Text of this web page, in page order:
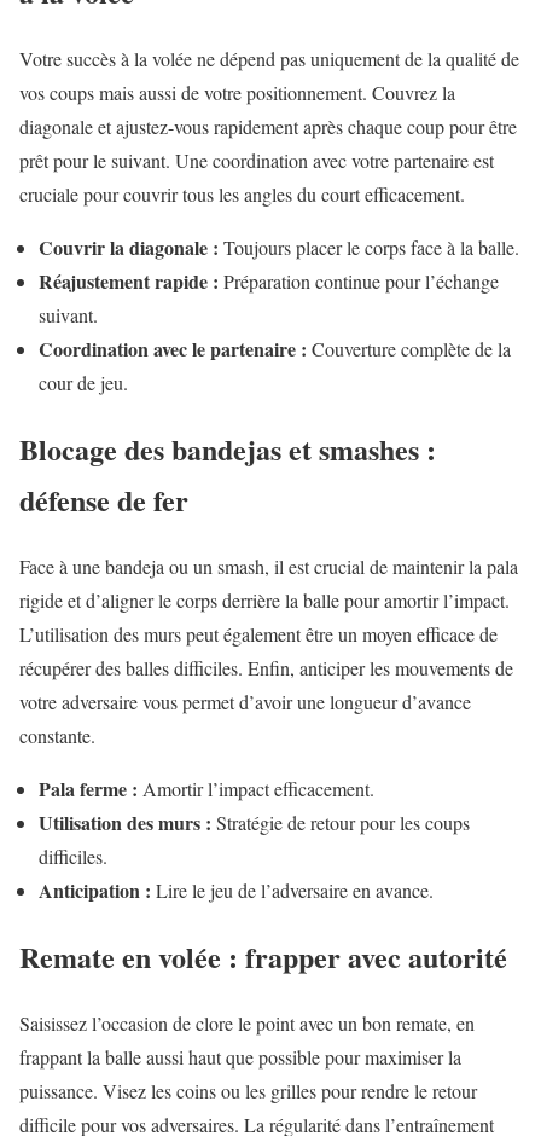
Votre succès à la volée ne dépend pas uniquement de la qualité de
vos coups mais aussi de votre positionnement. Couvrez la
diagonale et ajustez-vous rapidement après chaque coup pour être
prêt pour le suivant. Une coordination avec votre partenaire est
cruciale pour couvrir tous les angles du court efficacement.
Couvrir la diagonale : Toujours placer le corps face à la balle.
Réajustement rapide : Préparation continue pour l’échange
suivant.
Coordination avec le partenaire : Couverture complète de la
cour de jeu.
Blocage des bandejas et smashes :
défense de fer
Face à une bandeja ou un smash, il est crucial de maintenir la pala
rigide et d’aligner le corps derrière la balle pour amortir l’impact.
L’utilisation des murs peut également être un moyen efficace de
récupérer des balles difficiles. Enfin, anticiper les mouvements de
votre adversaire vous permet d’avoir une longueur d’avance
constante.
Pala ferme : Amortir l’impact efficacement.
Utilisation des murs : Stratégie de retour pour les coups
difficiles.
Anticipation : Lire le jeu de l’adversaire en avance.
Remate en volée : frapper avec autorité
Saisissez l’occasion de clore le point avec un bon remate, en
frappant la balle aussi haut que possible pour maximiser la
puissance. Visez les coins ou les grilles pour rendre le retour
difficile pour vos adversaires. La régularité dans l’entraînement